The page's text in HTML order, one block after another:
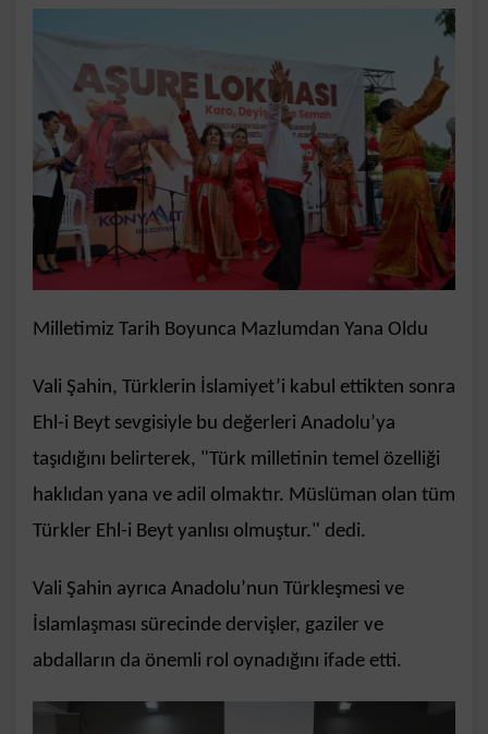
Milletimiz Tarih Boyunca Mazlumdan Yana Oldu
Vali Şahin, Türklerin İslamiyet’i kabul ettikten sonra
Ehl-i Beyt sevgisiyle bu değerleri Anadolu’ya
taşıdığını belirterek, "Türk milletinin temel özelliği
haklıdan yana ve adil olmaktır. Müslüman olan tüm
Türkler Ehl-i Beyt yanlısı olmuştur." dedi.
Vali Şahin ayrıca Anadolu’nun Türkleşmesi ve
İslamlaşması sürecinde dervişler, gaziler ve
abdalların da önemli rol oynadığını ifade etti.